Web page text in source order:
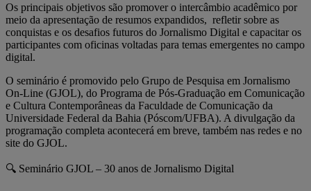
Os principais objetivos são promover o intercâmbio acadêmico por
meio da apresentação de resumos expandidos, refletir sobre as
conquistas e os desafios futuros do Jornalismo Digital e capacitar os
participantes com oficinas voltadas para temas emergentes no campo
digital.
O seminário é promovido pelo Grupo de Pesquisa em Jornalismo
On-Line (GJOL), do Programa de Pós-Graduação em Comunicação
e Cultura Contemporâneas da Faculdade de Comunicação da
Universidade Federal da Bahia (Póscom/UFBA). A divulgação da
programação completa acontecerá em breve, também nas redes e no
site do GJOL.
🔍 Seminário GJOL – 30 anos de Jornalismo Digital